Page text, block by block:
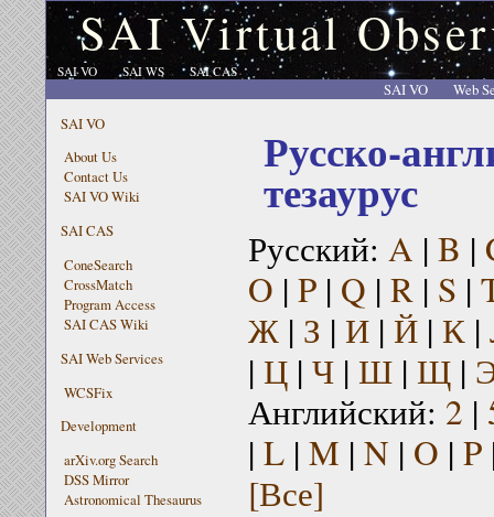
SAI Virtual
SAI VO SAI WS SAI CAS
SAI VO
Web
SAI VO
About Us
Contact Us
SAI VO Wiki
SAI CAS
ConeSearch
CrossMatch
Program Access
SAI CAS Wiki
SAI Web Services
WCSFix
Development
arXiv.org Search
DSS Mirror
Astronomical Thesaurus
Русско-
тезаурус
Русский: A | B |
O | P| Q | R| S |
Ж| З | И| Й| К|
| Ц| Ч| Ш| Щ|
Английский: 2 |
| L| M | N | O | P
[Все]